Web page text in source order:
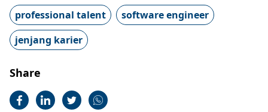
professional talent
software engineer
jenjang karier
Share